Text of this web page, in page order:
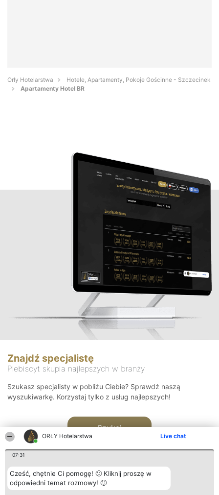
ORŁY Hotelarstwa Live chat
07:31
Cześć, chętnie Ci pomogę! 🙂 Kliknij proszę w
odpowiedni temat rozmowy! 🙂
Orły Hotelarstwa
Hotele, Apartamenty, Pokoje Gościnne - Szczecinek
Apartamenty Hotel BR
Znajdź specjalistę
Plebiscyt skupia najlepszych w branży
Szukasz specjalisty w pobliżu Ciebie? Sprawdź naszą
wyszukiwarkę. Korzystaj tylko z usług najlepszych!
Szukaj